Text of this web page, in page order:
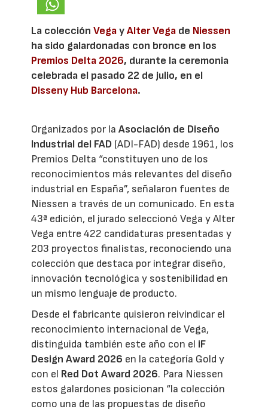
La colecciónVegayAlter Vega de Niessen
ha sido galardonadas con bronce en los
Premios Delta 2026, durante la ceremonia
celebrada el pasado 22 de julio, en el
Disseny Hub Barcelona.
Organizados por laAsociación de Diseño
Industrial del FAD (ADI-FAD) desde 1961, los
Premios Delta “constituyen uno de los
reconocimientos más relevantes del diseño
industrial en España”, señalaron fuentes de
Niessen a través de un comunicado. En esta
43ª edición, el jurado seleccionó Vega y Alter
Vega entre 422 candidaturas presentadas y
203 proyectos finalistas, reconociendo una
colección que destaca por integrar diseño,
innovación tecnológica y sostenibilidad en
un mismo lenguaje de producto.
Desde el fabricante quisieron reivindicar el
reconocimiento internacional de Vega,
distinguida también este año con el iF
Design Award 2026 en la categoría Gold y
con el Red Dot Award 2026. Para Niessen
estos galardones posicionan “la colección
como una de las propuestas de diseño